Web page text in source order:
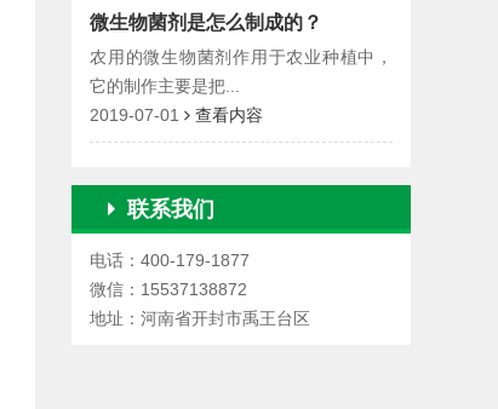
微生物菌剂是怎么制成的？
农用的微生物菌剂作用于农业种植中，
它的制作主要是把...
2019-07-01
查看内容
联系我们
电话：400-179-1877
微信：15537138872
地址：河南省开封市禹王台区